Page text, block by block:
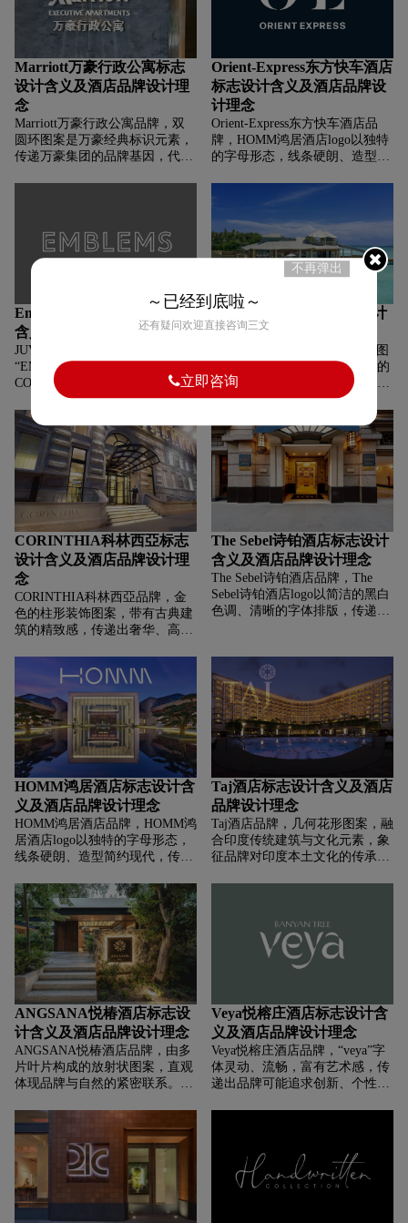
Marriott万豪行政公寓标志
设计含义及酒店品牌设计理
念
Marriott万豪行政公寓品牌，‌‌‌双
圆环图案是万豪经典标识元素，
传递万豪集团的品牌基因，代表
合行政公寓面向商务客群、提供
高品质长住服务的定位。
Orient-Express东方快车酒店
标志设计含义及酒店品牌设
计理念
Orient-Express东方快车酒店品
牌，‌‌‌HOMM鸿居酒店logo以独特
的字母形态，线条硬朗、造型简
端的气质，契合品牌在时尚、生
独特审美与风格。
Emblems Collection标志设计
含义及酒店品牌设计理念
JUVENIA尊皇品牌，‌‌‌
“EMBLEMS有徽章、标志之意，
COLLECTION是系列、收藏，
整体传达出这是一个以徽章等标
志性元素为核心设计，或围绕特
定徽章主题打造的系列产品概
念，简洁明了地界定了系列属
性。
Soneva索尼娃酒店标志设计
含义及酒店品牌设计理念
Soneva索尼娃酒店品牌，‌‌‌太阳图
案，传递出阳光、温暖、活力的
意象，契合度假酒店追求的阳光
沙滩、惬意氛围，象征品牌为宾
客打造充满阳光与活力的度假环
境 。“Soneva” 采用手写风格字
体，营造出自然、随性、亲切的
质感，弧线似地平线、海岸线，
隐含品牌多选址于海岛、自然优
美之地的特色，传递出融入自
CORINTHIA科林西亞标志
设计含义及酒店品牌设计理
念
CORINTHIA科林西亞品牌，‌‌‌金
色的柱形装饰图案，带有古典建
筑的精致感，传递出奢华、高端
象征酒店具备经典、高贵的环境
与服务品质 。“CORINTHIA” 作
为核心品牌名，字体大气稳重，
传递高端质感，简洁有力的文字
搭配，结合图形的奢华感，传递
出品牌追求高品质、专业服务的
理念。
The Sebel诗铂酒店标志设计
含义及酒店品牌设计理念
The Sebel诗铂酒店品牌，‌‌‌The
Sebel诗铂酒店logo以简洁的黑白
色调、清晰的字体排版，传递出
记忆，意在快速让受众知晓品
牌，树立简洁干练、值得信赖的
酒店品牌形象。
HOMM鸿居酒店标志设计含
义及酒店品牌设计理念
HOMM鸿居酒店品牌，‌‌‌HOMM鸿
居酒店logo以独特的字母形态，
线条硬朗、造型简约现代，传递
合品牌在时尚、生活方式、设计
等领域定位，展现独特审美与风
格。
Taj酒店标志设计含义及酒店
品牌设计理念
Taj酒店品牌，‌‌‌几何花形图案，融
合印度传统建筑与文化元素，象
征品牌对印度本土文化的传承与
，整体塑造出 “传承印度文化，
打造高端奢华酒店” 的品牌形象
ANGSANA悦椿酒店标志设
计含义及酒店品牌设计理念
ANGSANA悦椿酒店品牌，‌‌‌由多
片叶片构成的放射状图案，直观
体现品牌与自然的紧密联系。悦
之地，叶片象征自然生态，传达
出品牌将宾客融入自然、提供亲
近自然度假体验的理念。叶片形
态给人清新、舒缓之感，呼应悦
椿重视水疗等养生项目，传递出
疗愈、放松的品牌基因，暗示在
悦椿能享受自然滋养与身心舒缓
Veya悦榕庄酒店标志设计含
义及酒店品牌设计理念
Veya悦榕庄酒店品牌，‌‌‌“veya”字
体灵动、流畅，富有艺术感，传
递出品牌可能追求创新、个性化,
不再弹出
～已经到底啦～
还有疑问欢迎直接咨询三文
立即咨询